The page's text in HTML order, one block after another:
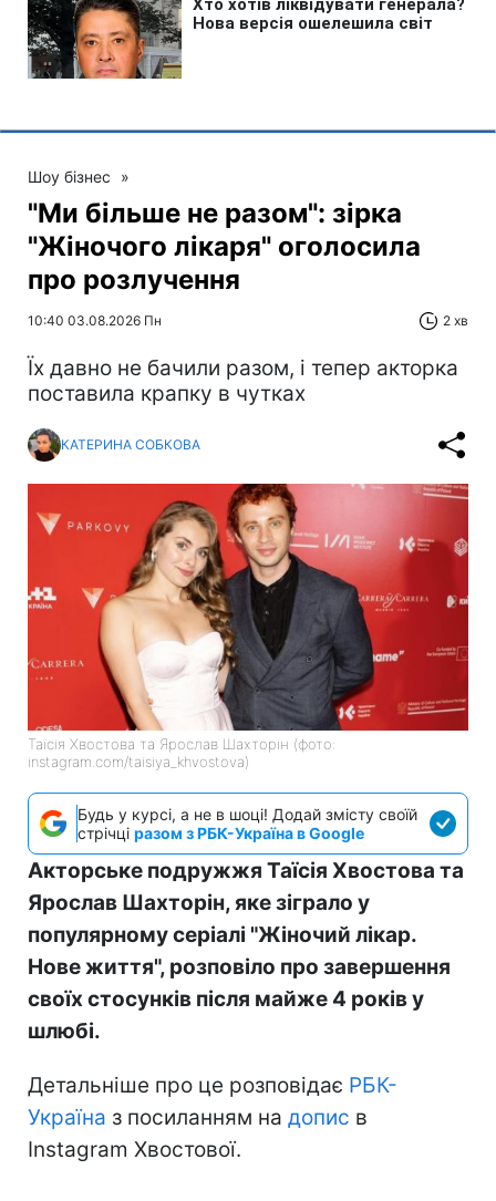
Шоу бізнес »
"Ми більше не разом": зірка
"Жіночого лікаря" оголосила
про розлучення
10:40 03.08.2026 Пн 2 хв
Їх давно не бачили разом, і тепер акторка
поставила крапку в чутках
КАТЕРИНА СОБКОВА
Таїсія Хвостова та Ярослав Шахторін (фото:
instagram.com/taisiya_khvostova)
Будь у курсі, а не в шоці! Додай змісту своїй
стрічці разом з РБК-Україна в Google
Акторське подружжя Таїсія Хвостова та
Ярослав Шахторін, яке зіграло у
популярному серіалі "Жіночий лікар.
Нове життя", розповіло про завершення
своїх стосунків після майже 4 років у
шлюбі.
Детальніше про це розповідає РБК-
Україна з посиланням на допис в
Instagram Хвостової.